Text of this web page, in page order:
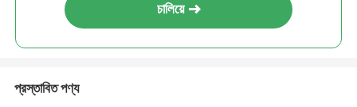
চালিয়ে
প্রস্তাবিত পণ্য